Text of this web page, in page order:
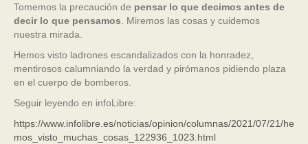
Tomemos la precaución de pensar lo que decimos antes de
decir lo que pensamos . Miremos las cosas y cuidemos
nuestra mirada.
Hemos visto ladrones escandalizados con la honradez,
mentirosos calumniando la verdad y pirómanos pidiendo plaza
en el cuerpo de bomberos.
Seguir leyendo en infoLibre:
https://www.infolibre.es/noticias/opinion/columnas/2021/07/21/he
mos_visto_muchas_cosas_122936_1023.html